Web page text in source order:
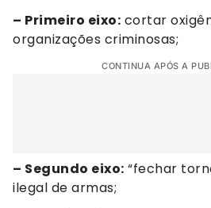
– Primeiro eixo: cortar
organizações criminosas;
CONTINUA APÓS A
– Segundo eixo: “fechar
ilegal de armas;